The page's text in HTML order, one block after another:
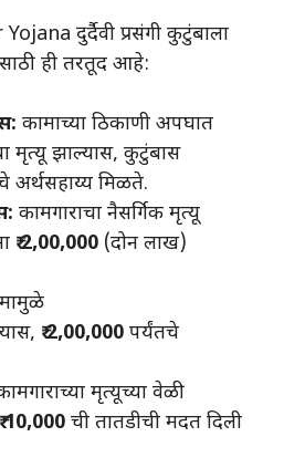
दुर्दैवी प्रसंगी कुटुंबाला
ही तरतूद आहे:
कामाच्या ठिकाणी अपघात
मृत्यू झाल्यास, कुटुंबास
अर्थसहाय्य मिळते.
कामगाराचा नैसर्गिक मृत्यू
₹ 2,00,000 (दोन लाख)
₹ 2,00,000 पर्यंतचे
मृत्यूच्या वेळी
₹ 10,000 ची तातडीची मदत दिली